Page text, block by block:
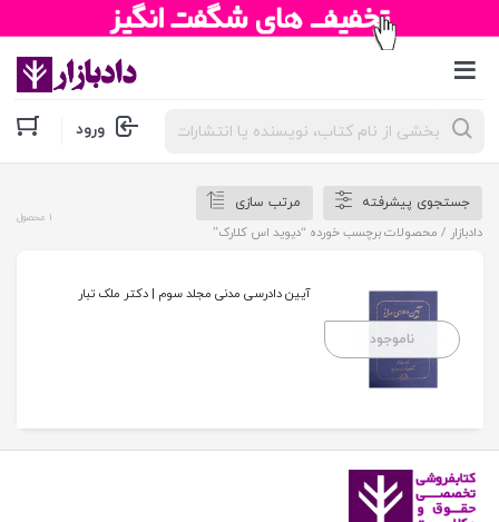
جستجوی
محصولات ورود
جستجوی پیشرفته
مرتب سازی
دادبازار / محصولات برچسب خورده “دیوید اس کلارک”
1 محصول
ناموجود
آیین دادرسی مدنی مجلد سوم | دکتر ملک تبار